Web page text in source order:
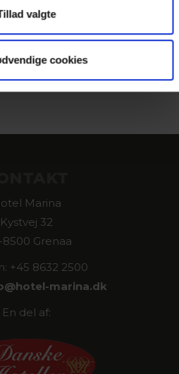
valgte
cookies
Marina
Kystvej 32
8500 Grenaa
+45 8632 2500
hotel-marina.dk
En del af: